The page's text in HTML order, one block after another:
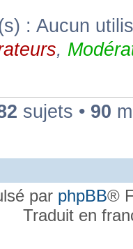
: Aucun
,
sujets • 90
par phpBB®
Traduit en